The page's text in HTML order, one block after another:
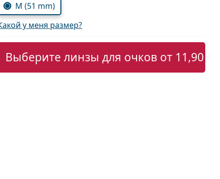
M (51 mm)
у меня размер?
Выберите линзы для очков от 11,90 €